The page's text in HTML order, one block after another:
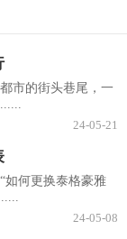
市的街头巷尾，一
24-05-21
如何更换泰格豪雅
24-05-08